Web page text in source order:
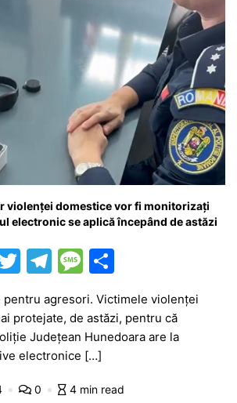
violenței domestice vor fi monitorizați
electronic se aplică începând de astăzi
T
itt
er
T
e
gr
a
m
M
e
s
s
a
g
ar
ta
je
z
agresori. Victimele violenței
protejate, de astăzi, pentru că
Județean Hunedoara are la
electronice […]
0 4 min read